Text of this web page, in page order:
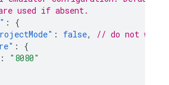
used if absent.
:
{
: false,
// do not warn
:
{
:
"8080"